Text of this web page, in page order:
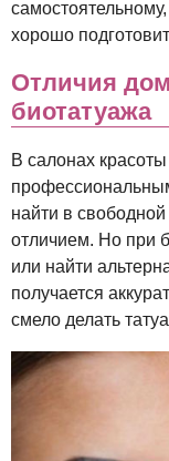
хорошо
Отличия
биотатуажа
В салонах
найти в
отличием. Но при
или найти
получается
смело делать